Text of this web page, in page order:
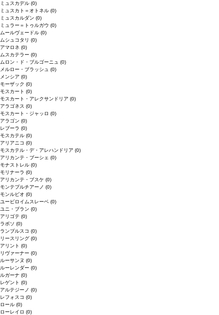
ミュスカデル (0)
ミュスカト＝オトネル (0)
ミュスカルダン (0)
ミュラー＝トゥルガウ (0)
ムールヴェードル (0)
ムシュコタリ (0)
アマロネ (0)
ムスカテラー (0)
ムロン・ド・ブルゴーニュ (0)
メルロー・ブラッシュ (0)
メンシア (0)
モーザック (0)
モスカート (0)
モスカート・アレクサンドリア (0)
アラゴネス (0)
モスカート・ジャッロ (0)
アラゴン (0)
レブーラ (0)
モスカテル (0)
アリアニコ (0)
モスカテル・デ・アレハンドリア (0)
アリカンテ・ブーシェ (0)
モナストレル (0)
モリナーラ (0)
アリカンテ・ブスケ (0)
モンテプルチアーノ (0)
モンルビオ (0)
ユービロイムスレーベ (0)
ユニ・ブラン (0)
アリゴテ (0)
ラボソ (0)
ランブルスコ (0)
リースリング (0)
アリント (0)
リヴァーナー (0)
ルーサンヌ (0)
ルーレンダー (0)
ルガーナ (0)
レゲント (0)
アルテジーノ (0)
レフォスコ (0)
ロール (0)
ローレイロ (0)